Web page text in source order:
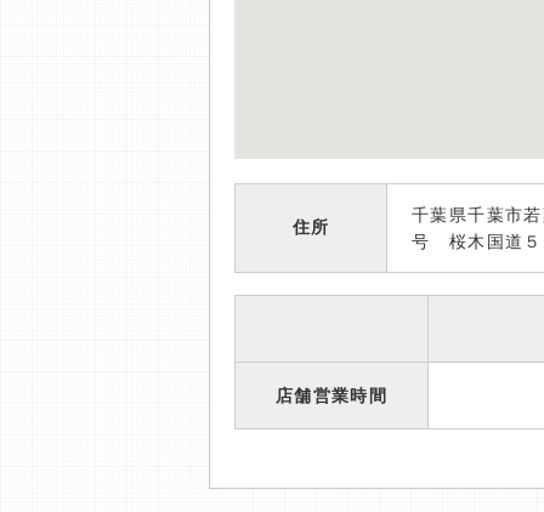
住所
千葉県千葉市
号 桜木国道５
店舗営業時間